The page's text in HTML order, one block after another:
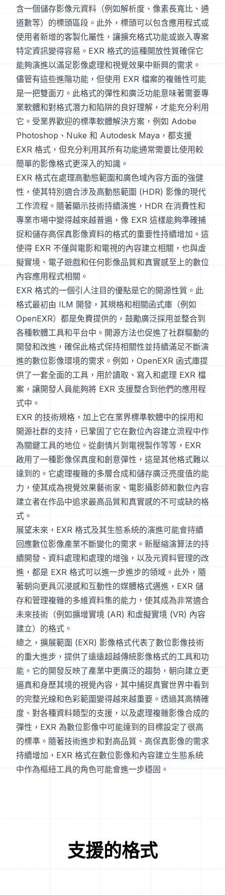
含一個儲存影像元資料（例如解析度、像素長寬比、通
道數等）的標頭區段。此外，標頭可以包含應用程式或
使用者新增的客製化屬性，讓擴充格式功能或嵌入專案
特定資訊變得容易。EXR 格式的這種開放性質確保它
能夠演進以滿足影像處理和視覺效果中新興的需求。
儘管有這些進階功能，但使用 EXR 檔案的複雜性可能
是一把雙面刃。此格式的彈性和廣泛功能意味著需要專
業軟體和對格式潛力和陷阱的良好理解，才能充分利用
它。受業界歡迎的標準軟體解決方案，例如 Adobe
Photoshop、Nuke 和 Autodesk Maya，都支援
EXR 格式，但充分利用其所有功能通常需要比使用較
簡單的影像格式更深入的知識。
EXR 格式在處理高動態範圍和廣色域內容方面的強健
性，使其特別適合涉及高動態範圍 (HDR) 影像的現代
工作流程。隨著顯示技術持續演進，HDR 在消費性和
專業市場中變得越來越普遍，像 EXR 這樣能夠準確捕
捉和儲存高保真影像資料的格式的重要性持續增加。這
使得 EXR 不僅與電影和電視的內容建立相關，也與虛
擬實境、電子遊戲和任何影像品質和真實感至上的數位
內容應用程式相關。
EXR 格式的一個引人注目的優點是它的開源性質。此
格式最初由 ILM 開發，其規格和相關函式庫（例如
OpenEXR）都是免費提供的，鼓勵廣泛採用並整合到
各種軟體工具和平台中。開源方法也促進了社群驅動的
開發和改進，確保此格式保持相關性並持續滿足不斷演
進的數位影像環境的需求。例如，OpenEXR 函式庫提
供了一套全面的工具，用於讀取、寫入和處理 EXR 檔
案，讓開發人員能夠將 EXR 支援整合到他們的應用程
式中。
EXR 的技術規格，加上它在業界標準軟體中的採用和
開源社群的支持，已鞏固了它在數位內容建立流程中作
為關鍵工具的地位。從劇情片到電視製作等等，EXR
啟用了一種影像保真度和創意彈性，這是其他格式難以
達到的。它處理複雜的多層合成和儲存廣泛亮度值的能
力，使其成為視覺效果藝術家、電影攝影師和數位內容
建立者在作品中追求最高品質和真實感的不可或缺的格
式。
展望未來，EXR 格式及其生態系統的演進可能會持續
回應數位影像產業不斷變化的需求。新壓縮演算法的持
續開發、資料處理和處理的增強，以及元資料管理的改
進，都是 EXR 格式可以進一步進步的領域。此外，隨
著朝向更具沉浸感和互動性的媒體格式邁進，EXR 儲
存和管理複雜的多維資料集的能力，使其成為非常適合
未來技術（例如擴增實境 (AR) 和虛擬實境 (VR) 內容
建立）的格式。
總之，擴展範圍 (EXR) 影像格式代表了數位影像技術
的重大進步，提供了遠遠超越傳統影像格式的工具和功
能。它的開發反映了產業中更廣泛的趨勢，朝向建立更
逼真和身歷其境的視覺內容，其中捕捉真實世界中看到
的完整光線和色彩範圍變得越來越重要。透過其高精確
度、對各種資料類型的支援，以及處理複雜影像合成的
彈性，EXR 為數位影像中可能達到的目標設定了很高
的標準。隨著技術進步和對高品質、高保真影像的需求
持續增加，EXR 格式在數位影像和內容建立生態系統
中作為樞紐工具的角色可能會進一步穩固。
支援的格式